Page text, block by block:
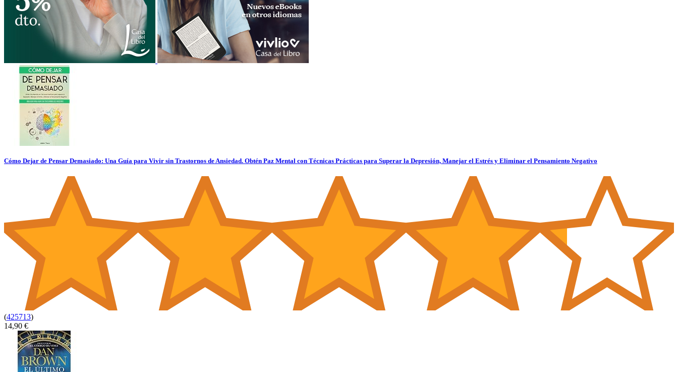
Cómo Dejar de Pensar Demasiado: Una Guía para Vivir sin Trastornos de Ansiedad. Obtén Paz Mental con Técnicas Prácticas para Superar la Depresión, Manejar el Estrés y Eliminar el Pensamiento Negativo
(425713)
14,90 €